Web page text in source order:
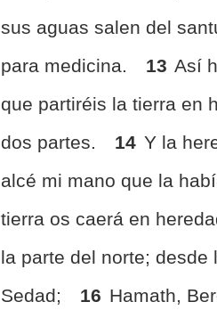
sus aguas salen del
para medicina.
13 Así
que partiréis la tierra en
dos partes.
14 Y la
alcé mi mano que la
tierra os caerá en
la parte del norte; desde
Sedad;
16 Hamath,